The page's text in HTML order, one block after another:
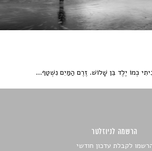
כְּמוֹ יֶלֶד בֵּן שָׁלוֹשׁ. זֶרֶם הַמַּיִם נִשְׁטַף...
הרשמה לניוזלטר
לקבלת עדכון חודשי